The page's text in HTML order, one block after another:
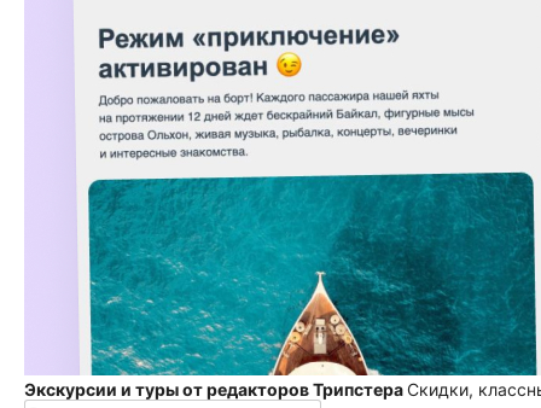
Экскурсии и туры от редакторов ТрипстераСкидки,